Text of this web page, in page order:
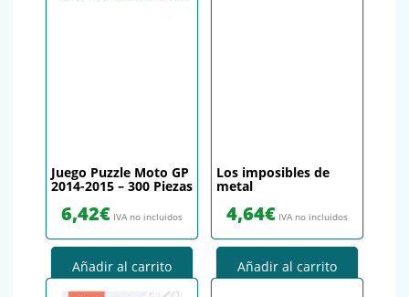
Juego Puzzle Moto GP
2014-2015 – 300 Piezas
6,42€ IVA no incluidos
Añadir al carrito
Los imposibles de
metal
4,64€ IVA no incluidos
Añadir al carrito